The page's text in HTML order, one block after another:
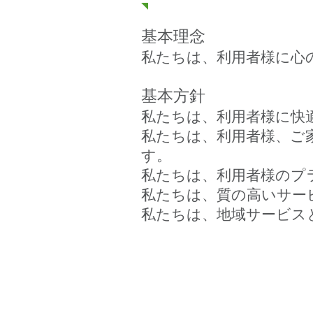
基本理念
私たちは、利用者様に
基本方針
私たちは、利用者様に快
私たちは、利用者様、ご
す。
私たちは、利用者様の
私たちは、質の高いサ
私たちは、地域サービ